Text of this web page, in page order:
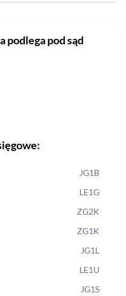
podlega pod sąd
JG1B
LE1G
ZG2K
ZG1K
JG1L
LE1U
JG1S